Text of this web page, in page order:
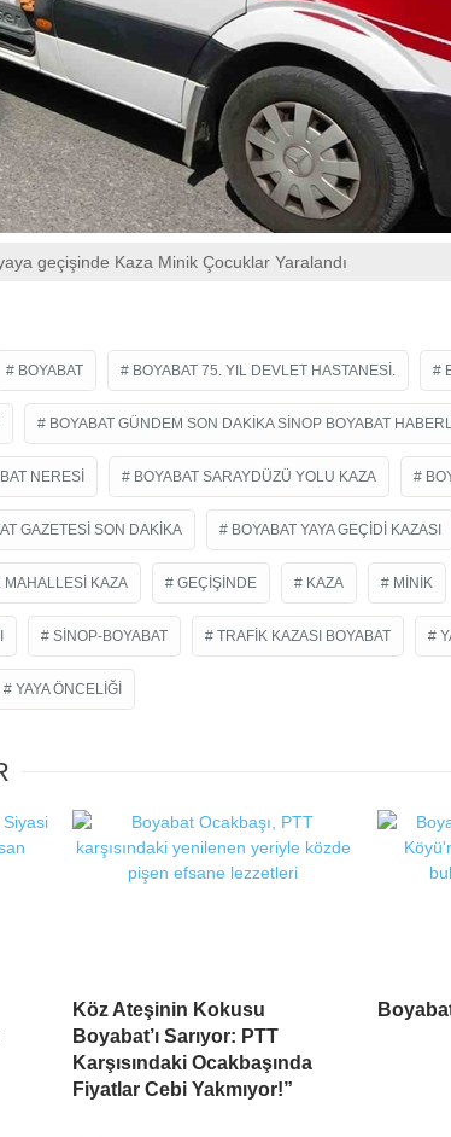
geçişinde Kaza Minik Çocuklar Yaralandı
BOYABAT BOYABAT 75. YIL DEVLET HASTANESI.
BOYABAT GÜNDEM SON DAKIKA SINOP BOYABAT
NERESI BOYABAT SARAYDÜZÜ YOLU KAZA
GAZETESI SON DAKIKA BOYABAT YAYA GEÇIDI KAZASI
MAHALLESI KAZA GEÇIŞINDE KAZA MINIK
SINOP-BOYABAT TRAFIK KAZASI BOYABAT
YAYA ÖNCELIĞI
Köz Ateşinin Kokusu
Boyabat’ı Sarıyor: PTT
Karşısındaki Ocakbaşında
Fiyatlar Cebi Yakmıyor!”